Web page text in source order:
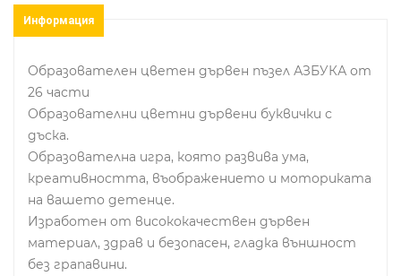
Информация
Образователен цветен дървен пъзел АЗБУКА от
26 части
Образователни цветни дървени буквички с
дъска.
Образователна игра, която развива ума,
креативността, въображението и моториката
на вашето детенце.
Изработен от висококачествен дървен
материал, здрав и безопасен, гладка външност
без грапавини.